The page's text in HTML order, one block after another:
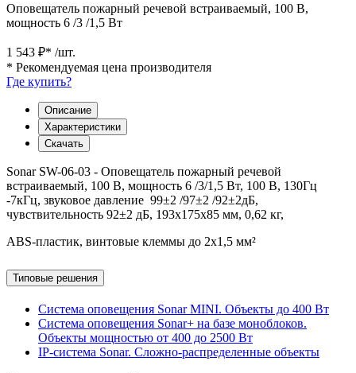
Оповещатель пожарный речевой встраиваемый, 100 В,
мощность 6 /3 /1,5 Вт
1 543 ₽* /шт.
* Рекомендуемая цена производителя
Где купить?
Описание
Характеристики
Скачать
Sonar SW-06-03 - Оповещатель пожарный речевой
встраиваемый, 100 В, мощность 6 /3/1,5 Вт, 100 В, 130Гц
-7кГц, звуковое давление 99±2 /97±2 /92±2дБ,
чувствительность 92±2 дБ, 193x175x85 мм, 0,62 кг,
ABS-пластик, винтовые клеммы до 2x1,5 мм²
Типовые решения
Система оповещения Sonar MINI. Объекты до 400 Вт
Система оповещения Sonar+ на базе моноблоков.
Объекты мощностью от 400 до 2500 Вт
IP-система Sonar. Сложно-распределенные объекты